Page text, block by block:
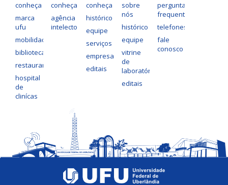
conheça
marca
ufu
mobilidade
bibliotecas
restaurantes
hospital
de
clinícas
conheça
agência
intelecto
conheça
histórico
equipe
serviços
empresas
editais
sobre
nós
histórico
equipe
vitrine
de
laboratórios
editais
perguntas
frequentes
telefones
fale
conosco